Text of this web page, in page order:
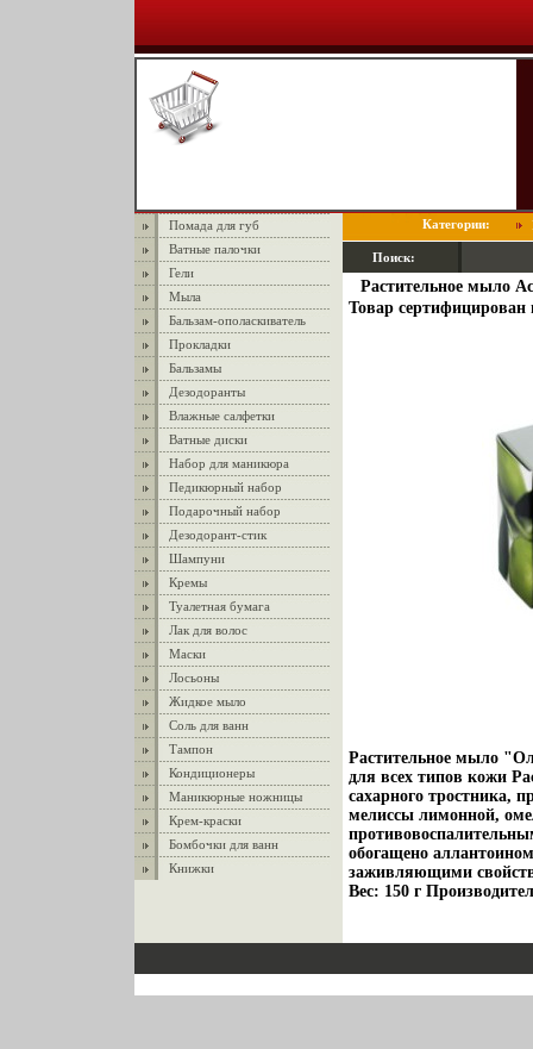
Помада для губ
Ватные палочки
Гели
Мыла
Бальзам-ополаскиватель
Прокладки
Бальзамы
Дезодоранты
Влажные салфетки
Ватные диски
Набор для маникюра
Педикюрный набор
Подарочный набор
Дезодорант-стик
Шампуни
Кремы
Туалетная бумага
Лак для волос
Маски
Лосьоны
Жидкое мыло
Соль для ванн
Тампон
Кондиционеры
Маникюрные ножницы
Крем-краски
Бомбочки для ванн
Книжки
Категории:
Поиск:
Растительное мыло
Товар сертифицирован
Растительное мыло
для всех типов кожи
сахарного тростника,
мелиссы лимонной,
обогащено
заживляющими
Вес: 150 г